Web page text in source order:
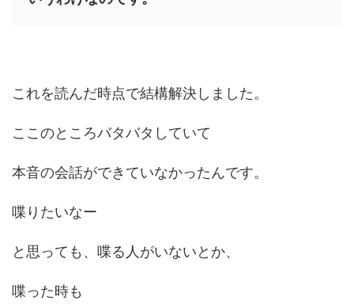
これを読んだ時点で結構解決しました。
ここのところバタバタしていて
本音の会話ができていなかったんです。
喋りたいなー
と思っても、喋る人がいないとか、
喋った時も